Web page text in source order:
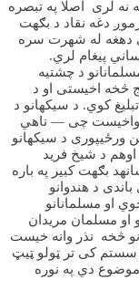
نه لری اصلا په تبصره
دغه نقاد د بګهت
دهغه له شهرت سره
پیغام لري.
د چشتیه
څخه اخیستی او د
تبلیغ کوي. د سیکهانو د
واخیست چی — ناهي
ورځیپوری د سیکهانو
د شیخ فرید
بګهت کبیر په باره
د هندوانو
او مسلمانانو
او مسلمان مریدان
څخه نذر وانه خیست
سستم کی تر ټولو ټیټ
دي په نوره